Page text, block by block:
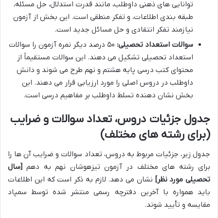
توانایی های ذهنی داوطلب، مانند قدرت استدلال، حل مسئله،
طبقه بندی اطلاعات، و تفکر منطقی است. این بخش از آزمون
نیازمند تفکر انتقادی و حل مسائل جدید است.
سوالات استعداد تحصیلی:
۵۰ درصد دیگر نمره آزمون را سوالات
استعداد تحصیلی تشکیل می دهند. این سوالات مستقیماً از
محتوای کتب درسی پایه هشتم و نهم طرح می شوند و دانش
داوطلب در دروس اصلی را مورد ارزیابی قرار می دهند. این
بخش نشان دهنده تسلط داوطلب بر مفاهیم درسی است.
جدول جزئیات دروس، تعداد سوالات و ضرایب
(برای رشته های مختلف)
جدول زیر، جزئیات مربوط به دروس، تعداد سوالات و ضرایب آن ها را
برای رشته های مختلف در آزمون تیزهوشان نهم به دهم [سال
تحصیلی مورد نظر] نشان می دهد. لازم به ذکر است که این اطلاعات
باید همواره با آخرین دفترچه رسمی منتشر شده توسط سمپاد
مقایسه و تأیید شوند.